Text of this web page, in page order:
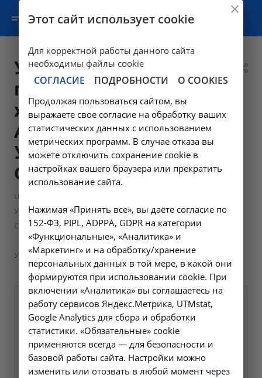
УЗИ
предстательной
железы -
A04.21.001 в
Усолье-
Сибирском
Цены в Усолье-Сибирском
Ультразвуковые диагностические исследования в Усолье-
Сибирском, НИИКМ
УЗИ предстательной железы - A04.21.001 в Усолье-Сибирском
Оформите заявку на сайте,
мы свяжемся с вами в
ближайшее время и ответим
на все интересующие
вопросы.
1300 ₽
Этот сайт использует cookie
Для корректной работы данного сайта
необходимы файлы cookie
СОГЛАСИЕ ПОДРОБНОСТИ О COOKIES
Продолжая пользоваться сайтом, вы
выражаете свое согласие на обработку ваших
статистических данных с использованием
метрических программ. В случае отказа вы
можете отключить сохранение cookie в
настройках вашего браузера или прекратить
использование сайта.
Нажимая «Принять все», вы даёте согласие по
152-ФЗ, PIPL, ADPPA, GDPR на категории
«Функциональные», «Аналитика» и
«Маркетинг» и на обработку/хранение
персональных данных в той мере, в какой они
формируются при использовании cookie. При
включении «Аналитика» вы соглашаетесь на
работу сервисов Яндекс.Метрика, UTMstat,
Google Analytics для сбора и обработки
статистики. «Обязательные» cookie
применяются всегда — для безопасности и
базовой работы сайта. Настройки можно
изменить или отозвать в любой момент через